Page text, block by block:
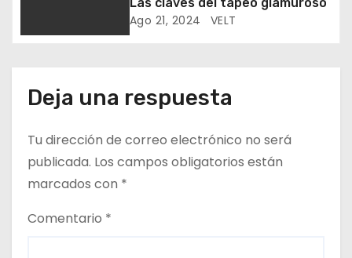
r
d
a
s
Ago 21, 2024 VELT
Deja una respuesta
Tu dirección de correo electrónico no será
publicada. Los campos obligatorios están
marcados con *
Comentario *